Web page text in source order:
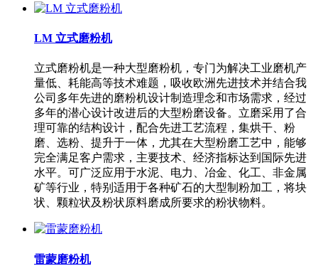
LM 立式磨粉机
立式磨粉机是一种大型磨粉机，专门为解决工业磨机产
量低、耗能高等技术难题，吸收欧洲先进技术并结合我
公司多年先进的磨粉机设计制造理念和市场需求，经过
多年的潜心设计改进后的大型粉磨设备。立磨采用了合
理可靠的结构设计，配合先进工艺流程，集烘干、粉
磨、选粉、提升于一体，尤其在大型粉磨工艺中，能够
完全满足客户需求，主要技术、经济指标达到国际先进
水平。可广泛应用于水泥、电力、冶金、化工、非金属
矿等行业，特别适用于各种矿石的大型制粉加工，将块
状、颗粒状及粉状原料磨成所要求的粉状物料。
雷蒙磨粉机